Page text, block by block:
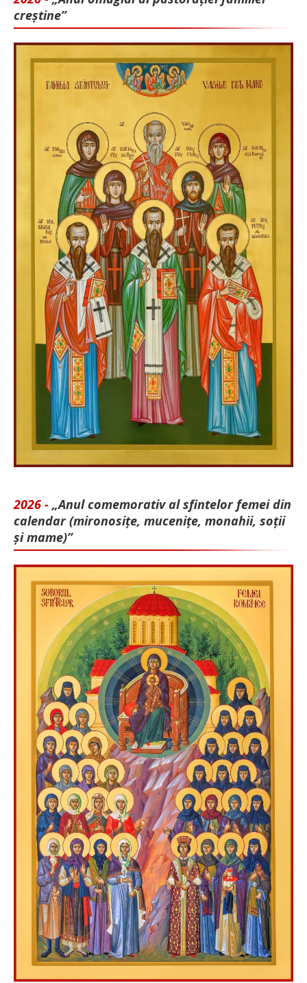
creștine”
2026 - „Anul comemorativ al sfintelor femei din
calendar (mironosițe, mu­cenițe, monahii, soții
și mame)”